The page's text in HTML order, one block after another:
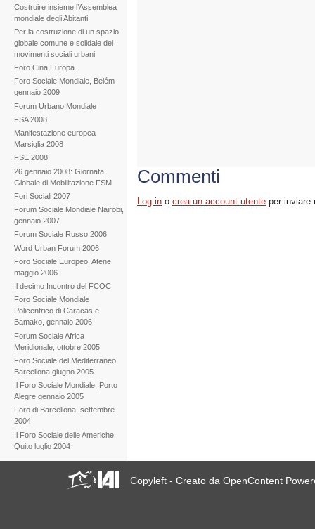
Costruire insieme l’Assemblea
mondiale degli Abitanti
Per la costruzione di un spazio
globale comune e solidale dei
movimenti sociali urbani
Foro Cina Europa
Foro Sociale Mondiale, Belém
gennaio 2009
Forum Urbano Mondiale
FSA 2008
Manifestazione europea
Marsiglia 2008
FSE 2008
26 gennaio 2008: Giornata
Globale di Mobilitazione FSM
Fori Sociali 2007
Forum Sociale Mondiale Nairobi,
gennaio 2007
Forum Sociale Russo 2006
Word Urban Forum 2006
Foro Sociale Europeo, Atene
maggio 2006
Il decimo Incontro del FCOC
Foro Sociale Mondiale
Policentrico di Caracas e
Bamako, gennaio 2006
Forum Sociale Africa
Meridionale, ottobre 2005
Foro Sociale del Mediterraneo,
Barcellona giugno 2005
Il Foro Sociale Mondiale, Porto
Alegre gennaio 2005
Foro di Barcellona, settembre
2004
Il Foro Sociale delle Americhe,
Quito luglio 2004
Commenti
Log in ocrea un account utente per inviare
Copyleft - Creato da OpenContent